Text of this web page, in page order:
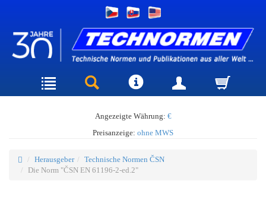
Angezeigte Währung: €
Preisanzeige: ohne MWS
Herausgeber
Technische Normen ČSN
Die Norm "ČSN EN 61196-2-ed.2"